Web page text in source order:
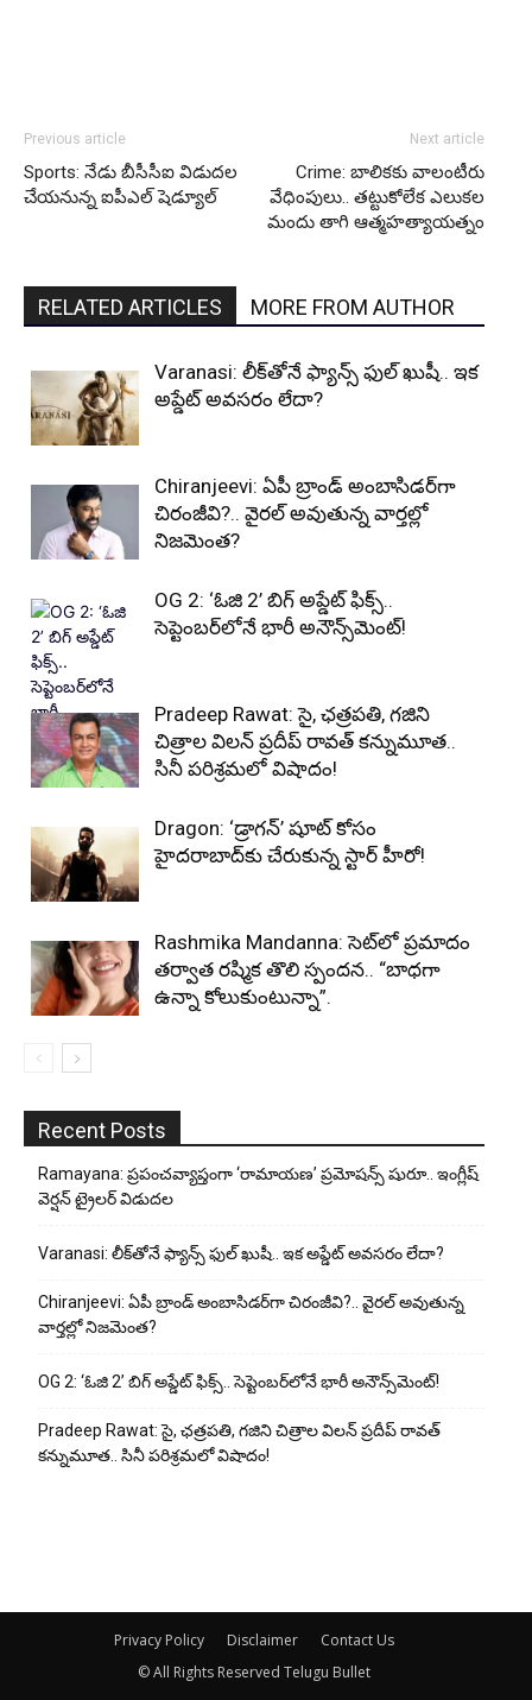
Previous article
Sports: నేడు బీసీసీఐ విడుదల
చేయనున్న ఐపీఎల్ షెడ్యూల్
Next article
Crime: బాలికకు వాలంటీరు
వేధింపులు.. తట్టుకోలేక ఎలుకల
మందు తాగి ఆత్మహత్యాయత్నం
RELATED ARTICLES MORE FROM AUTHOR
Varanasi: లీక్‌తోనే ఫ్యాన్స్ ఫుల్ ఖుషీ.. ఇక
అప్డేట్ అవసరం లేదా?
Chiranjeevi: ఏపీ బ్రాండ్ అంబాసిడర్‌గా
చిరంజీవి?.. వైరల్ అవుతున్న వార్తల్లో
నిజమెంత?
OG 2: ‘ఓజి 2’ బిగ్ అప్డేట్ ఫిక్స్..
సెప్టెంబర్‌లోనే భారీ అనౌన్స్‌మెంట్!
Pradeep Rawat: సై, ఛత్రపతి, గజిని
చిత్రాల విలన్ ప్రదీప్ రావత్ కన్నుమూత..
సినీ పరిశ్రమలో విషాదం!
Dragon: ‘డ్రాగన్’ షూట్ కోసం
హైదరాబాద్‌కు చేరుకున్న స్టార్ హీరో!
Rashmika Mandanna: సెట్‌లో ప్రమాదం
తర్వాత రష్మిక తొలి స్పందన.. “బాధగా
ఉన్నా కోలుకుంటున్నా”.
Recent Posts
Ramayana: ప్రపంచవ్యాప్తంగా ‘రామాయణ’ ప్రమోషన్స్ షురూ.. ఇంగ్లీష్
వెర్షన్ ట్రైలర్ విడుదల
Varanasi: లీక్‌తోనే ఫ్యాన్స్ ఫుల్ ఖుషీ.. ఇక అప్డేట్ అవసరం లేదా?
Chiranjeevi: ఏపీ బ్రాండ్ అంబాసిడర్‌గా చిరంజీవి?.. వైరల్ అవుతున్న
వార్తల్లో నిజమెంత?
OG 2: ‘ఓజి 2’ బిగ్ అప్డేట్ ఫిక్స్.. సెప్టెంబర్‌లోనే భారీ అనౌన్స్‌మెంట్!
Pradeep Rawat: సై, ఛత్రపతి, గజిని చిత్రాల విలన్ ప్రదీప్ రావత్
కన్నుమూత.. సినీ పరిశ్రమలో విషాదం!
Privacy Policy Disclaimer
Contact Us
© All Rights Reserved Telugu Bullet